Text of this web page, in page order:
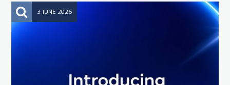
3 JUNE 2026